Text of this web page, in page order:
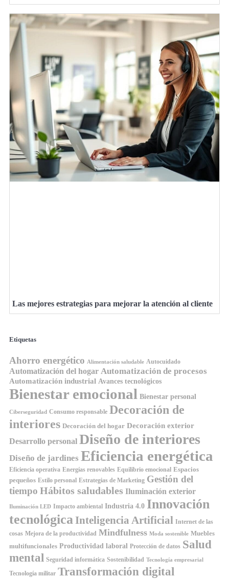
Las mejores estrategias para mejorar la atención al cliente
Etiquetas
Ahorro energético Alimentación saludable Autocuidado
Automatización del hogar Automatización de procesos
Automatización industrial Avances tecnológicos
Bienestar emocional Bienestar personal
Ciberseguridad Consumo responsable Decoración de
interiores Decoración del hogar Decoración exterior
Desarrollo personal Diseño de interiores
Diseño de jardines Eficiencia energética
Eficiencia operativa Energías renovables Equilibrio emocional Espacios
pequeños Estilo personal Estrategias de Marketing Gestión del
tiempo Hábitos saludables Iluminación exterior
Iluminación LED Impacto ambiental Industria 4.0 Innovación
tecnológica Inteligencia Artificial Internet de las
cosas Mejora de la productividad Mindfulness Moda sostenible Muebles
multifuncionales Productividad laboral Protección de datos Salud
mental Seguridad informática Sostenibilidad Tecnología empresarial
Tecnología militar Transformación digital